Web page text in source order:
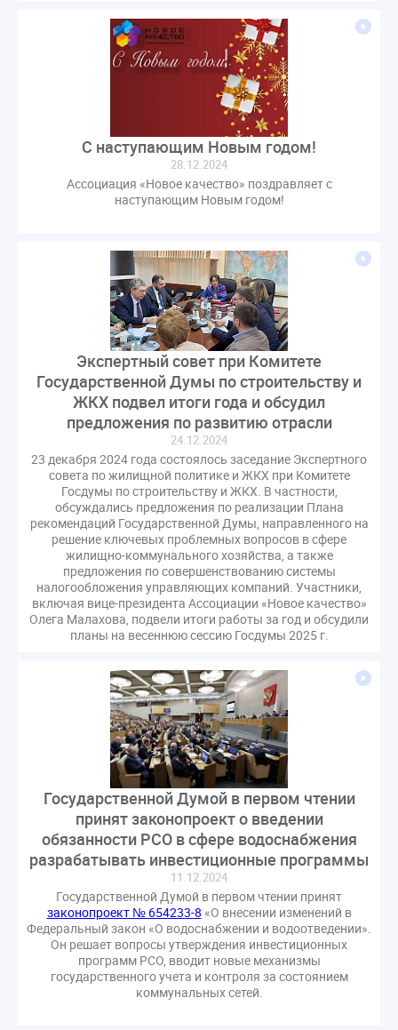
плановые проверки
пожарная безопасность
прекращение договора
провайдер
проект постановления
рабочая группа
реестр УК связь
совет МКД
статистика
страхование МКД
строительство
судебная практика
техническая документация
техпаспорт
С наступающим Новым годом!
28.12.2024
Ассоциация «Новое качество» поздравляет с
наступающим Новым годом!
Экспертный совет при Комитете
Государственной Думы по строительству и
ЖКХ подвел итоги года и обсудил
предложения по развитию отрасли
24.12.2024
23 декабря 2024 года состоялось заседание Экспертного
совета по жилищной политике и ЖКХ при Комитете
Госдумы по строительству и ЖКХ. В частности,
обсуждались предложения по реализации Плана
рекомендаций Государственной Думы, направленного на
решение ключевых проблемных вопросов в сфере
жилищно-коммунального хозяйства, а также
предложения по совершенствованию системы
налогообложения управляющих компаний. Участники,
включая вице-президента Ассоциации «Новое качество»
Олега Малахова, подвели итоги работы за год и обсудили
планы на весеннюю сессию Госдумы 2025 г.
Государственной Думой в первом чтении
принят законопроект о введении
обязанности РСО в сфере водоснабжения
разрабатывать инвестиционные программы
11.12.2024
Государственной Думой в первом чтении принят
законопроект № 654233-8 «О внесении изменений в
Федеральный закон «О водоснабжении и водоотведении».
Он решает вопросы утверждения инвестиционных
программ РСО, вводит новые механизмы
государственного учета и контроля за состоянием
коммунальных сетей.